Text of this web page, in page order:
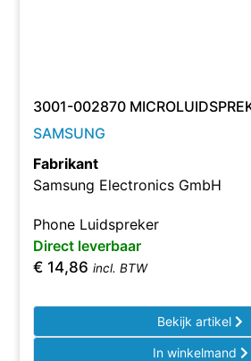
3001-002870
SAMSUNG
Fabrikant
Samsung Electronics GmbH
Phone Luidspreker
Direct leverbaar
€ 14,86 incl. BTW
Bekijk artikel
In winkelmand